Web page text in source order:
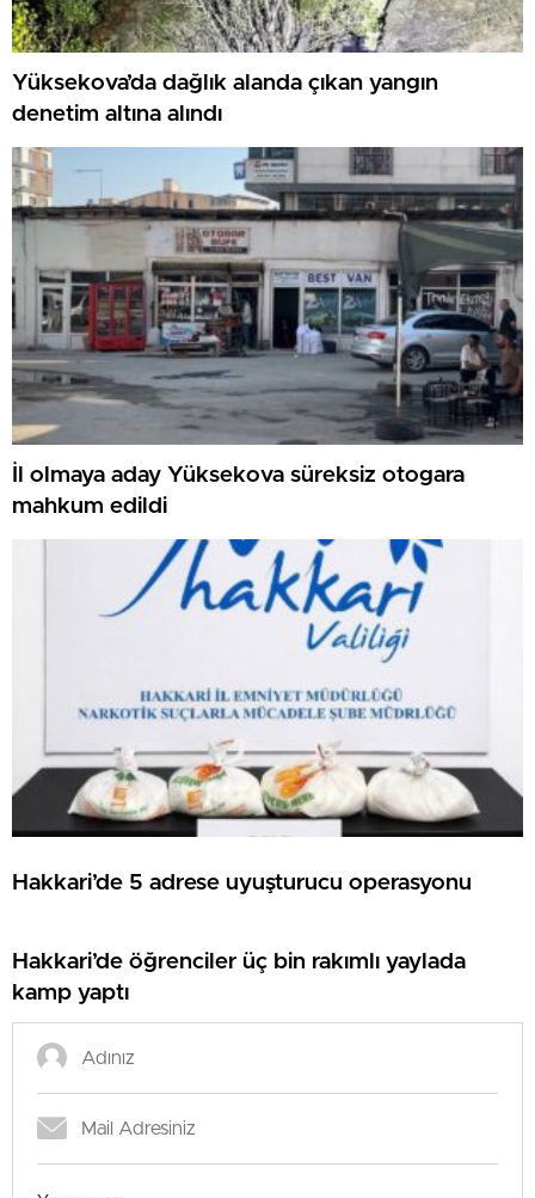
Yüksekova’da dağlık alanda çıkan yangın
denetim altına alındı
İl olmaya aday Yüksekova süreksiz otogara
mahkum edildi
Hakkari’de 5 adrese uyuşturucu operasyonu
Hakkari’de öğrenciler üç bin rakımlı yaylada
kamp yaptı